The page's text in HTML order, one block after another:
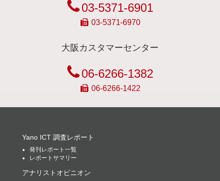
03-5371-6901
03-5371-6970
大阪カスタマーセンター
06-6266-1382
06-6266-1422
Yano ICT 調査レポート
発刊レポート一覧
レポートサマリー
アナリストオピニオン